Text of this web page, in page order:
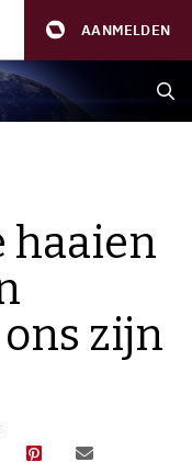
AANMELDEN
haaien
zijn